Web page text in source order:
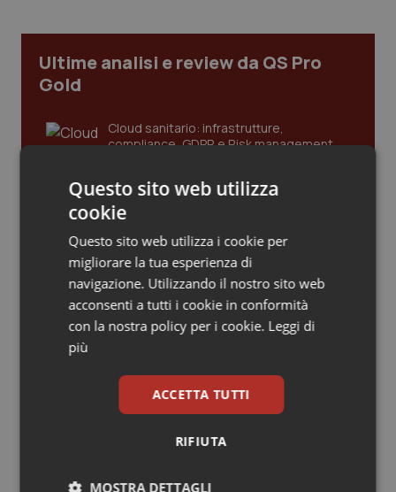
Marche
Molise
Piemonte
Provincia Autonoma di Trento
Puglia
Sardegna
Sicilia
Donna & Salute
Epatiti
HIV
Ipertensione & Scompenso
Malattie rare
Malattia di Crohn & Rettocolite Ulcerosa
Neuroscienze & patologie neurodegenerative
Ultime analisi e review da QS Pro
Gold
Cloud sanitario: infrastrutture,
compliance, GDPR e Risk management
Gestione dell'Ipertensione resistente:
Leadership Infermieristica 2026: nuovi
modelli di responsabilità e autonomia
Leadership Medica 2026: guidare team
clinici ad alte prestazioni
odontoiatrico: applicazioni concrete e
Questo sito web utilizza
cookie
Questo sito web utilizza i cookie per
migliorare la tua esperienza di
navigazione. Utilizzando il nostro sito web
acconsenti a tutti i cookie in conformità
con la nostra policy per i cookie. Leggi di
più
ACCETTA TUTTI
RIFIUTA
MOSTRA DETTAGLI